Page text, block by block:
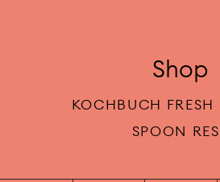
Shop
KOCHBUCH FRESH
SPOON